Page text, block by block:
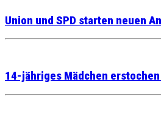
Union und SPD starten neuen
14-jähriges Mädchen